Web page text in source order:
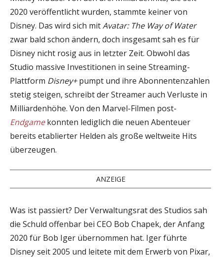
2020 veröffentlicht wurden, stammte keiner von
Disney. Das wird sich mitAvatar: The Way of Water
zwar bald schon ändern, doch insgesamt sah es für
Disney nicht rosig aus in letzter Zeit. Obwohl das
Studio massive Investitionen in seine Streaming-
Plattform Disney+pumpt und ihre Abonnentenzahlen
stetig steigen, schreibt der Streamer auch Verluste in
Milliardenhöhe. Von den Marvel-Filmen post-
Endgamekonnten lediglich die neuen Abenteuer
bereits etablierter Helden als große weltweite Hits
überzeugen.
ANZEIGE
Was ist passiert? Der Verwaltungsrat des Studios sah
die Schuld offenbar bei CEO Bob Chapek, der Anfang
2020 für Bob Iger übernommen hat. Iger führte
Disney seit 2005 und leitete mit dem Erwerb von Pixar,